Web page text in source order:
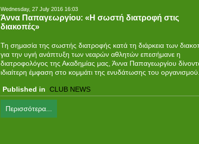
Wednesday, 27 July 2016 16:03
Άννα Παπαγεωργίου: «Η σωστή διατροφή στις
διακοπές»
Τη σημασία της σωστής διατροφής κατά τη διάρκεια των
για την υγιή ανάπτυξη των νεαρών αθλητών επεσήμανε η
διατροφολόγος της Ακαδημίας μας, Άννα Παπαγεωργίου
ιδιαίτερη έμφαση στο κομμάτι της ενυδάτωσης του οργανισμού.
Published in CLUB NEWS
Περισσότερα...